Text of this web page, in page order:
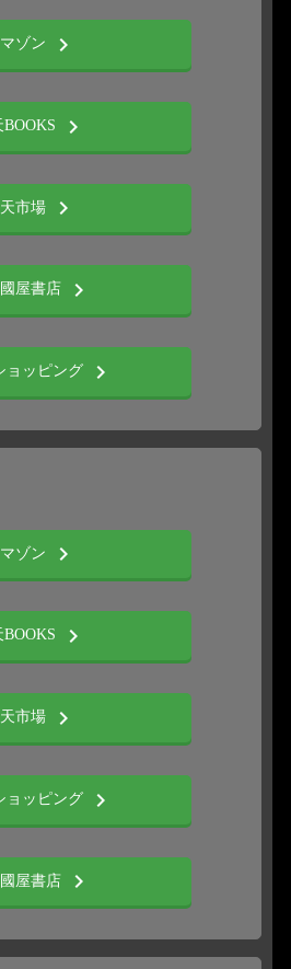
ゾン chevron_right
chevron_right
市場 chevron_right
屋書店 chevron_right
ョッピング chevron_right
ゾン chevron_right
chevron_right
市場 chevron_right
ョッピング chevron_right
屋書店 chevron_right